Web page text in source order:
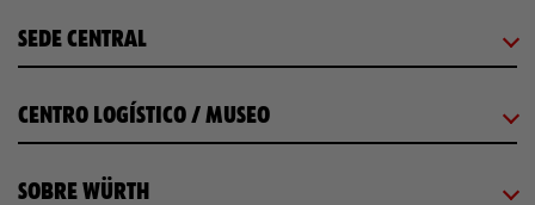
SEDE CENTRAL
CENTRO LOGÍSTICO / MUSEO
SOBRE WÜRTH